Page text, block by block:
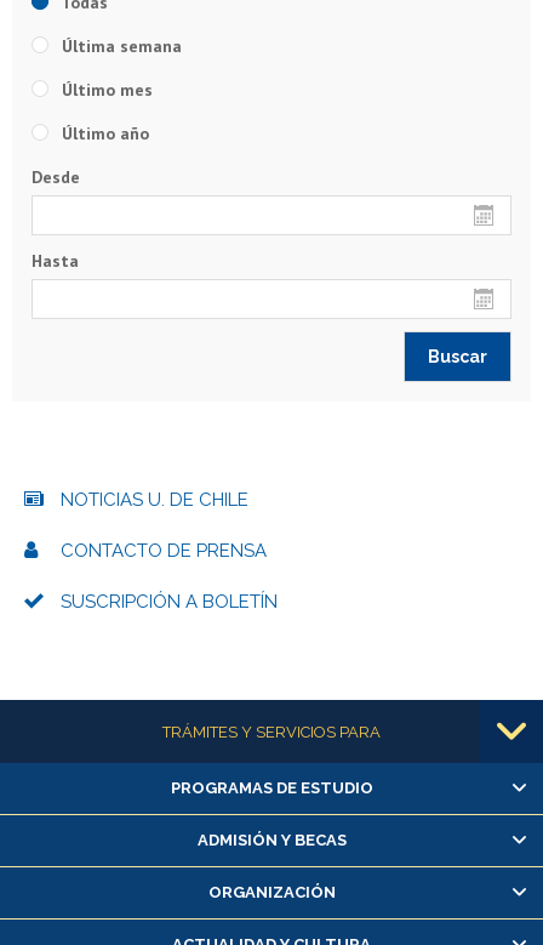
Última semana
Último mes
Último año
Desde
Hasta
NOTICIAS U. DE CHILE
CONTACTO DE PRENSA
SUSCRIPCIÓN A BOLETÍN
Más informaciónTRÁMITES Y SERVICIOS PARA
Alumnas/os y exalumnas/os
Matrícula en línea
Inscripción y cambio de asignaturas
Consulta y certificado de notas
PROGRAMAS DE ESTUDIO
ADMISIÓN Y BECAS
ORGANIZACIÓN